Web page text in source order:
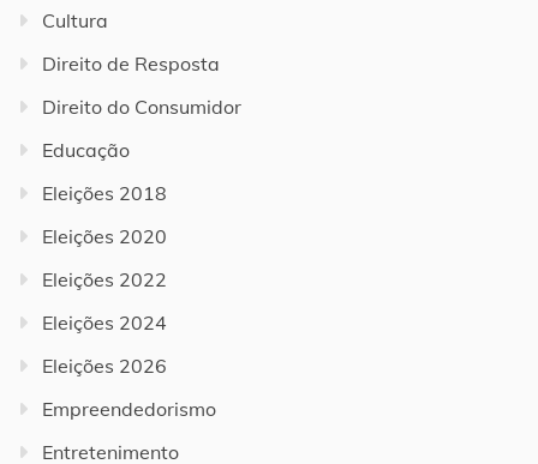
Cultura
Direito de Resposta
Direito do Consumidor
Educação
Eleições 2018
Eleições 2020
Eleições 2022
Eleições 2024
Eleições 2026
Empreendedorismo
Entretenimento